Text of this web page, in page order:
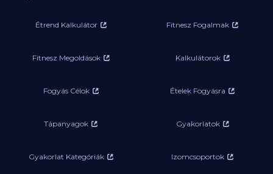
Étrend Kalkulátor Fitnesz Fogalmak
Fitnesz Megoldások Kalkulátorok
Fogyás Célok Ételek Fogyásra
Tápanyagok Gyakorlatok
Gyakorlat Kategóriák Izomcsoportok